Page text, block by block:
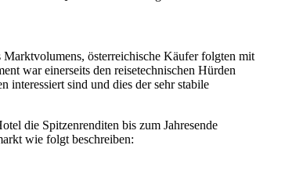
österreichische Käufer folgten mit
war einerseits den reisetechnischen Hürden
interessiert sind und dies der sehr stabile
die Spitzenrenditen bis zum Jahresende
wie folgt beschreiben: